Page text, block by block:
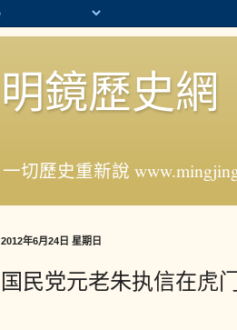
明鏡歷史網
一切歷史重新說
2012年6月24日 星期日
国民党元老朱执信在虎